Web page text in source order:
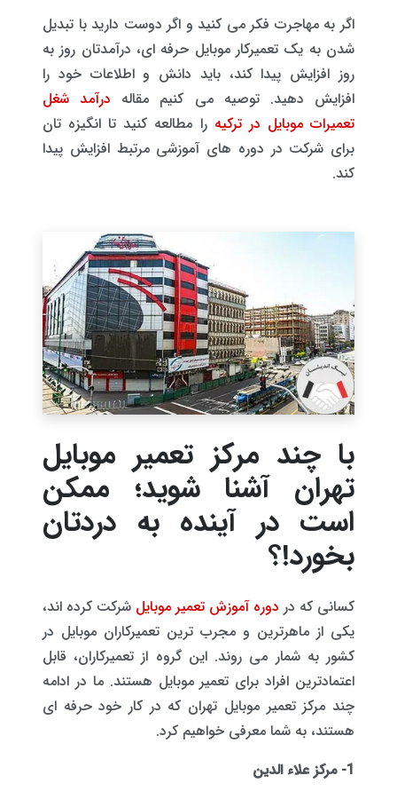
اگر به مهاجرت فکر می کنید و اگر دوست دارید با تبدیل
شدن به یک تعمیرکار موبایل حرفه ای، درآمدتان روز به
روز افزایش پیدا کند، باید دانش و اطلاعات خود را
افزایش دهید. توصیه می کنیم مقاله درآمد شغل
تعمیرات موبایل در ترکیه را مطالعه کنید تا انگیزه تان
برای شرکت در دوره های آموزشی مرتبط افزایش پیدا
کند.
با چند مرکز تعمیر موبایل
تهران آشنا شوید؛ ممکن
است در آینده به دردتان
بخورد!؟
کسانی که در دوره آموزش تعمیر موبایل شرکت کرده اند،
یکی از ماهرترین و مجرب ترین تعمیرکاران موبایل در
کشور به شمار می روند. این گروه از تعمیرکاران، قابل
اعتمادترین افراد برای تعمیر موبایل هستند. ما در ادامه
چند مرکز تعمیر موبایل تهران که در کار خود حرفه ای
هستند، به شما معرفی خواهیم کرد.
1- مرکز علاء الدین